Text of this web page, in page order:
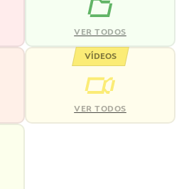
VER TODOS
VÍDEOS
VER TODOS